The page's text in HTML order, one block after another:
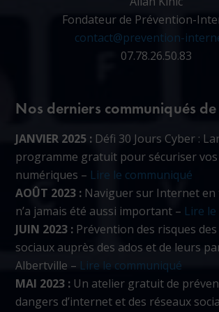
Fondateur de Prévention-
contact@prevention-
07.78.26.50.83
Nos derniers communiqués
JANVIER 2025 : Défi 30 Jours Cyber :
programme gratuit pour sécuriser
numériques – Lire le communiqué
AOÛT 2023 : Naviguer sur Internet
n’a jamais été aussi important – Lire
JUIN 2023 : Prévention des risques
sociaux auprès des ados et de leurs
Albertville – Lire le communiqué
MAI 2023 : Un atelier gratuit de
dangers d’internet et des réseaux